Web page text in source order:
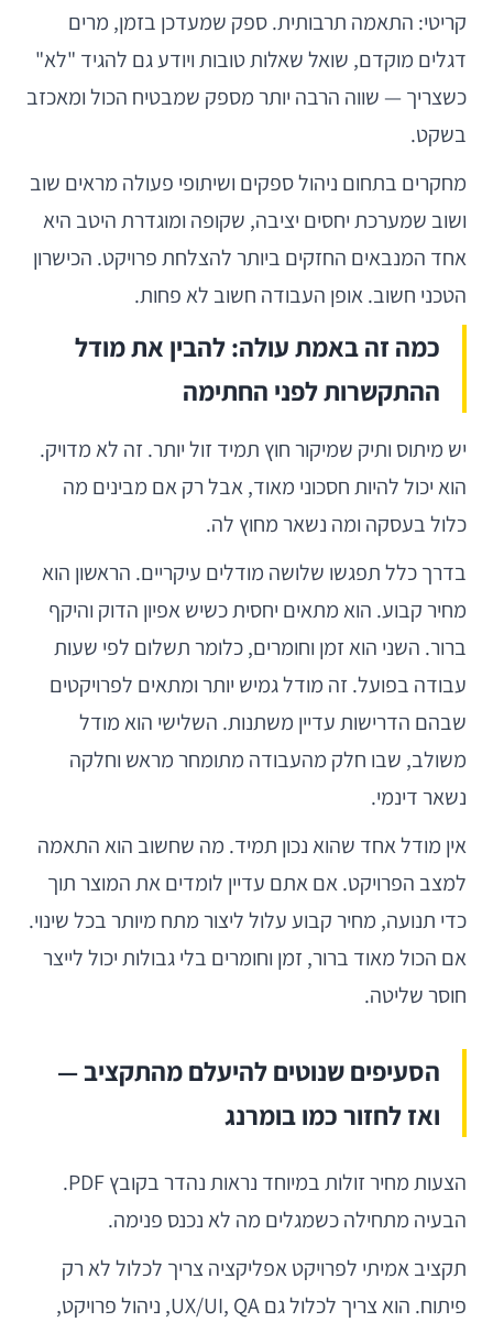
קריטי: התאמה תרבותית. ספק שמעדכן בזמן, מרים
דגלים מוקדם, שואל שאלות טובות ויודע גם להגיד "לא"
כשצריך — שווה הרבה יותר מספק שמבטיח הכול ומאכזב
בשקט.
מחקרים בתחום ניהול ספקים ושיתופי פעולה מראים שוב
ושוב שמערכת יחסים יציבה, שקופה ומוגדרת היטב היא
אחד המנבאים החזקים ביותר להצלחת פרויקט. הכישרון
הטכני חשוב. אופן העבודה חשוב לא פחות.
כמה זה באמת עולה: להבין את מודל
ההתקשרות לפני החתימה
יש מיתוס ותיק שמיקור חוץ תמיד זול יותר. זה לא מדויק.
הוא יכול להיות חסכוני מאוד, אבל רק אם מבינים מה
כלול בעסקה ומה נשאר מחוץ לה.
בדרך כלל תפגשו שלושה מודלים עיקריים. הראשון הוא
מחיר קבוע. הוא מתאים יחסית כשיש אפיון הדוק והיקף
ברור. השני הוא זמן וחומרים, כלומר תשלום לפי שעות
עבודה בפועל. זה מודל גמיש יותר ומתאים לפרויקטים
שבהם הדרישות עדיין משתנות. השלישי הוא מודל
משולב, שבו חלק מהעבודה מתומחר מראש וחלקה
נשאר דינמי.
אין מודל אחד שהוא נכון תמיד. מה שחשוב הוא התאמה
למצב הפרויקט. אם אתם עדיין לומדים את המוצר תוך
כדי תנועה, מחיר קבוע עלול ליצור מתח מיותר בכל שינוי.
אם הכול מאוד ברור, זמן וחומרים בלי גבולות יכול לייצר
חוסר שליטה.
הסעיפים שנוטים להיעלם מהתקציב —
ואז לחזור כמו בומרנג
הצעות מחיר זולות במיוחד נראות נהדר בקובץ PDF.
הבעיה מתחילה כשמגלים מה לא נכנס פנימה.
תקציב אמיתי לפרויקט אפליקציה צריך לכלול לא רק
פיתוח. הוא צריך לכלול גם UX/UI, QA, ניהול פרויקט,